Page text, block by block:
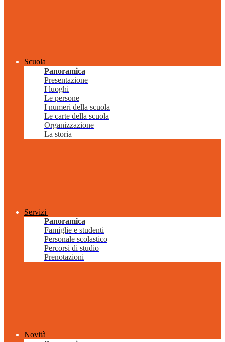
Scuola
Panoramica
Presentazione
I luoghi
Le persone
I numeri della scuola
Le carte della scuola
Organizzazione
La storia
Servizi
Panoramica
Famiglie e studenti
Personale scolastico
Percorsi di studio
Prenotazioni
Novità